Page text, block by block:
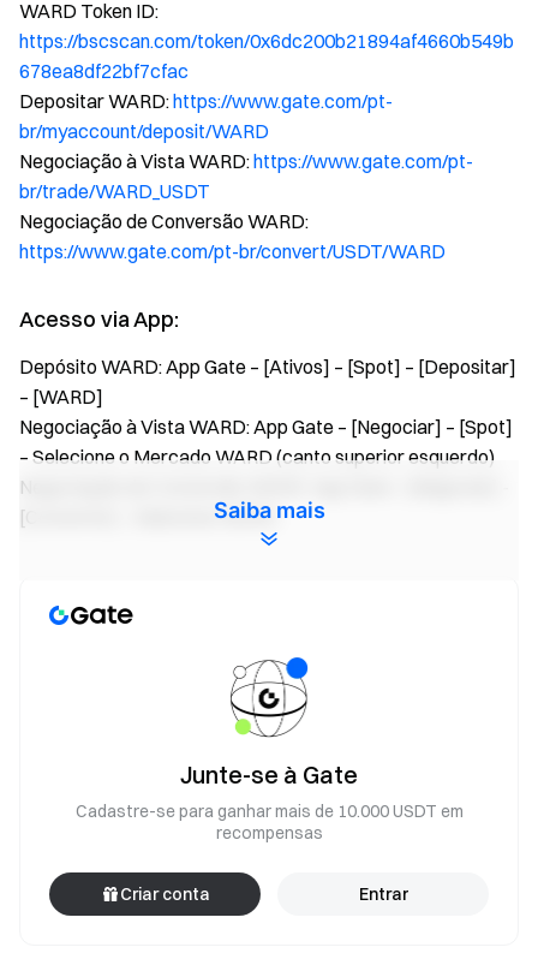
WARD Token ID:
https://bscscan.com/token/0x6dc200b21894af4660b549b
678ea8df22bf7cfac
Depositar WARD:https://www.gate.com/pt-
br/myaccount/deposit/WARD
Negociação à Vista WARD:https://www.gate.com/pt-
br/trade/WARD_USDT
Negociação de Conversão WARD:
https://www.gate.com/pt-br/convert/USDT/WARD
Acesso via App:
Depósito WARD: App Gate – [Ativos] – [Spot] – [Depositar]
– [WARD]
Negociação à Vista WARD: App Gate – [Negociar] – [Spot]
– Selecione o Mercado WARD (canto superior esquerdo)
Negociação de Conversão WARD: App Gate - [Negociar] -
[Converter] - Selecione WARD
Equipe Gate
Seu portal para as criptomoedas
Negocie mais de 4,900 criptomoedas de forma segura,
Comece hoje mesmo
boas-vindas
Convide um amigoe ganhe 40% de comissão
Saiba mais
Junte-se à Gate
Cadastre-se para ganhar mais de 10.000 USDT em
recompensas
Criar conta Entrar